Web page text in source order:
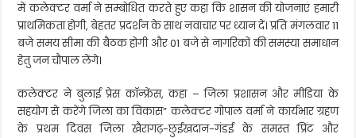
में कलेक्टर वर्मा ने सम्बोधित करते हुए कहा कि शासन की योजनाएं हमारी
प्राथमिकता होगी, बेहतर प्रदर्शन के साथ नवाचार पर ध्यान दें। प्रति मंगलवार 11
बजे समय सीमा की बैठक होगी और 01 बजे से नागरिकों की समस्या समाधान
हेतु जन चौपाल लेंगे।
कलेक्टर ने बुलाई प्रेस कॉन्फ्रेंस, कहा – जिला प्रशासन और मीडिया के
सहयोग से करेंगे जिला का विकास” कलेक्टर गोपाल वर्मा ने कार्यभार ग्रहण
के प्रथम दिवस जिला खैरागढ़-छुईखदान-गंडई के समस्त प्रिंट और